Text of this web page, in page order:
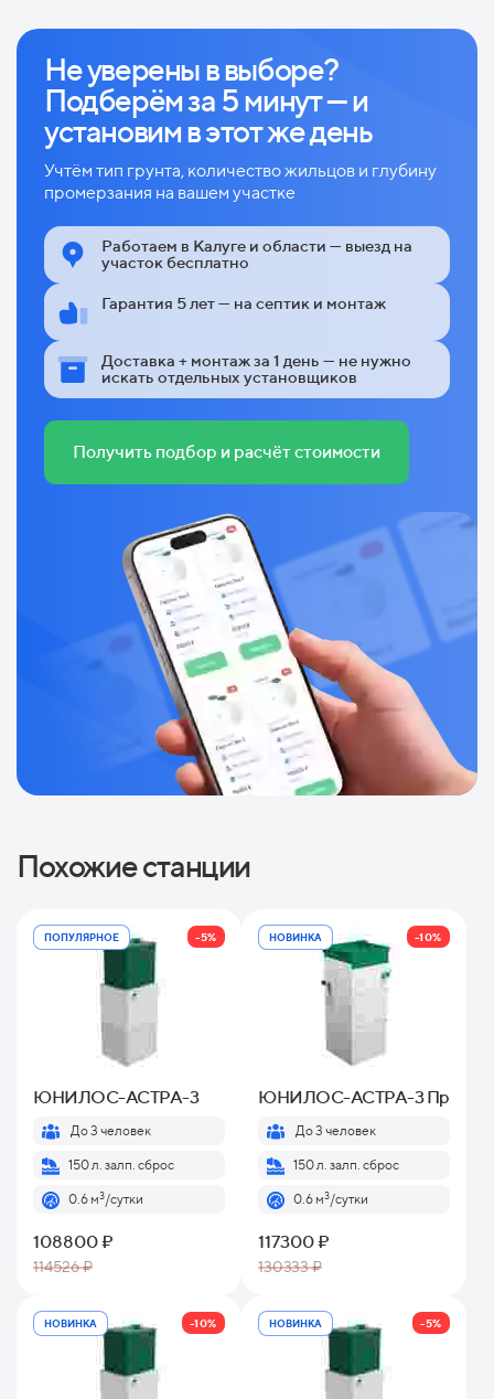
Не уверены в выборе?
Подберём за 5 минут — и
установим в этот же день
Учтём тип грунта, количество жильцов и глубину
промерзания на вашем участке
Работаем в Калуге и области — выезд на
участок бесплатно
Гарантия 5 лет — на септик и монтаж
Доставка + монтаж за 1 день — не нужно
искать отдельных установщиков
Получить подбор и расчёт стоимости
Похожие станции
ПОПУЛЯРНОЕ -5%
ЮНИЛОС-АСТРА-3
До 3 человек
150 л. залп. сброс
0.6 м3/сутки
108800 ₽
114526 ₽
НОВИНКА -10%
ЮНИЛОС-АСТРА-3 Пр
До 3 человек
150 л. залп. сброс
0.6 м3/сутки
117300 ₽
130333 ₽
НОВИНКА -10% НОВИНКА -5%